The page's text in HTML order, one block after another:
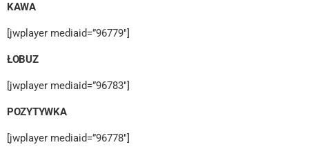
KAWA
[jwplayer mediaid=”96779″]
ŁOBUZ
[jwplayer mediaid=”96783″]
POZYTYWKA
[jwplayer mediaid=”96778″]